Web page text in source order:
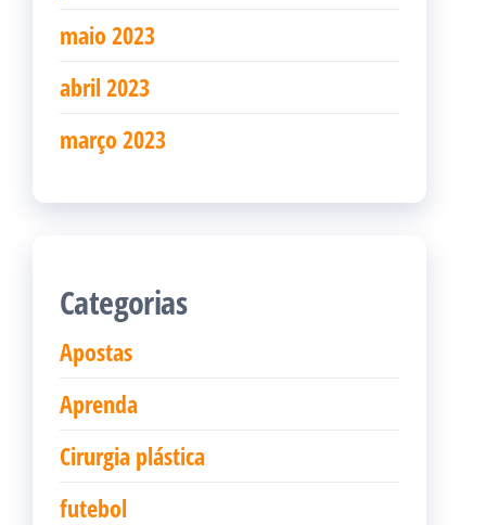
maio 2023
abril 2023
março 2023
Categorias
Apostas
Aprenda
Cirurgia plástica
futebol